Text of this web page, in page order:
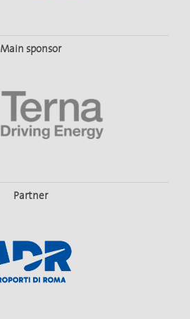
Main sponsor
Partner